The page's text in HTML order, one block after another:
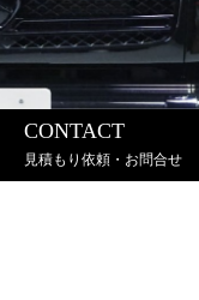
CONTACT
見積もり依頼・お問合せ